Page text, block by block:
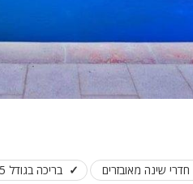
בריכה בגודל 13.5 על 7 מטר